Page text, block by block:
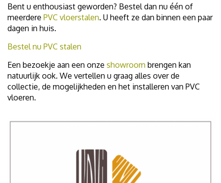
Bent u enthousiast geworden? Bestel dan nu één of
meerdere PVC vloerstalen. U heeft ze dan binnen een paar
dagen in huis.
Bestel nu PVC stalen
Een bezoekje aan een onze showroom brengen kan
natuurlijk ook. We vertellen u graag alles over de
collectie, de mogelijkheden en het installeren van PVC
vloeren.